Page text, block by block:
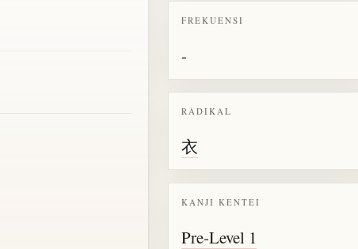
FREKUENSI
-
RADIKAL
衣
KANJI KENTEI
Pre-Level 1